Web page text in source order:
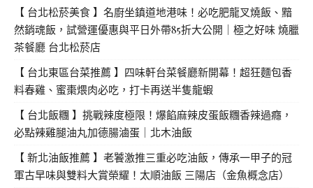
【 台北松菸美食 】名廚坐鎮道地港味！必吃肥龍叉燒飯、黯
然銷魂飯，試營運優惠與平日外帶85折大公開｜極之好味 燒臘
茶餐廳 台北松菸店
【 台北東區台菜推薦 】四味軒台菜餐廳新開幕！超狂麵包香
料春雞、蜜棗煨肉必吃，打卡再送半隻龍蝦
【 台北飯糰 】挑戰辣度極限！爆餡麻辣皮蛋飯糰香辣過癮，
必點辣雞腿油丸加德腸滷蛋｜北木油飯
【 新北油飯推薦 】老饕激推三重必吃油飯，傳承一甲子的冠
軍古早味與雙料大賞榮耀！太順油飯 三陽店（金魚概念店）